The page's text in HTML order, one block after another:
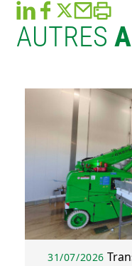
AUTRES
31/07/2026